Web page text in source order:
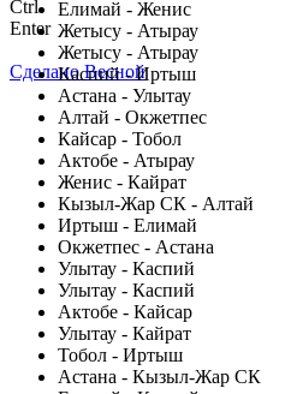
Елимай - Женис
Жетысу - Атырау
Жетысу - Атырау
Каспий - Иртыш
Астана - Улытау
Алтай - Окжетпес
Кайсар - Тобол
Актобе - Атырау
Женис - Кайрат
Кызыл-Жар СК - Алтай
Иртыш - Елимай
Окжетпес - Астана
Улытау - Каспий
Улытау - Каспий
Актобе - Кайсар
Улытау - Кайрат
Тобол - Иртыш
Астана - Кызыл-Жар СК
Ctrl
Enter
Сделано Весной